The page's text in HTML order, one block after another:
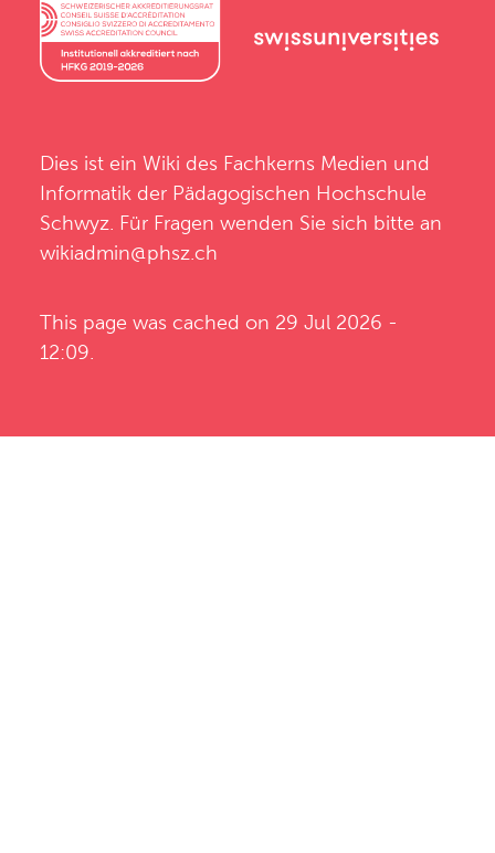
Dies ist ein Wiki des Fachkerns Medien und
Informatik der Pädagogischen Hochschule
Schwyz . Für Fragen wenden Sie sich bitte an
wikiadmin@phsz.ch
This page was cached on 29 Jul 2026 -
12:09.